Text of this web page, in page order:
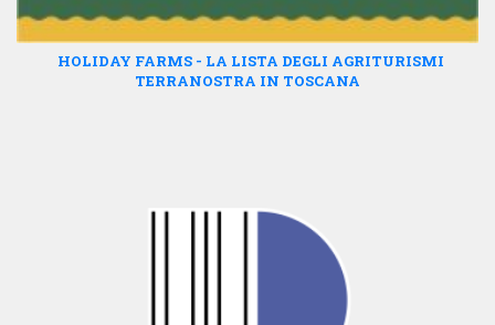
HOLIDAY FARMS - LA LISTA DEGLI AGRITURISMI
TERRANOSTRA IN TOSCANA